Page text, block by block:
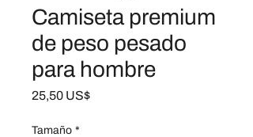
Camiseta premium
de peso pesado
para hombre
25,50 US$Precio
Tamaño *